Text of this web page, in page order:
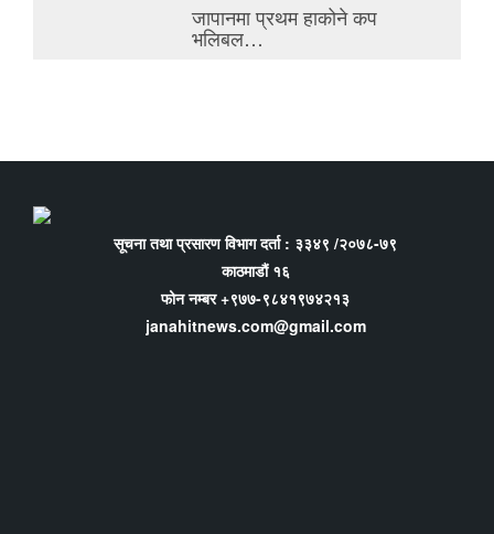
जापानमा प्रथम हाकोने कप
भलिबल…
सूचना तथा प्रसारण विभाग दर्ता : ३३४९ /२०७८-७९
काठमाडौं १६
फोन नम्बर +९७७-९८४१९७४२१३
janahitnews.com@gmail.com